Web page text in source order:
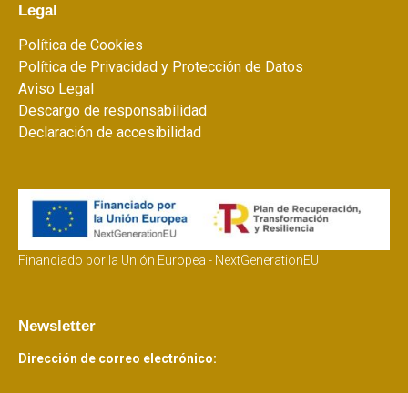
Legal
Política de Cookies
Política de Privacidad y Protección de Datos
Aviso Legal
Descargo de responsabilidad
Declaración de accesibilidad
Financiado por la Unión Europea - NextGenerationEU
Newsletter
Dirección de correo electrónico: